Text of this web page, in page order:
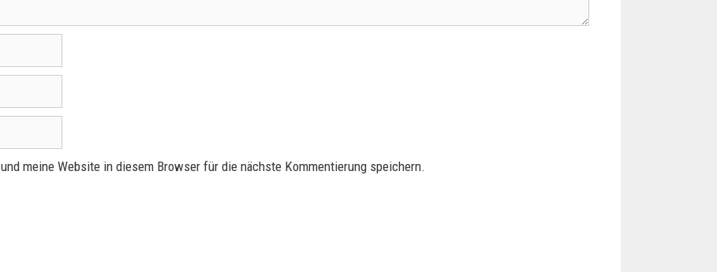
meine Website in diesem Browser für die nächste Kommentierung speichern.